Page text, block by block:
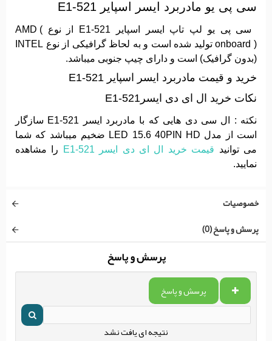
سی پی یو مادربرد ایسر اسپایر E1-521
سی پی یو لپ تاپ ایسر اسپایر E1-521 از نوع AMD (
onboard ) تولید شده است و به لحاظ گرافیکی از نوع INTEL
(بدون گرافیک) است و دارای چیپ جنوبی میباشد.
خرید و قیمت مادربرد ایسر اسپایر E1-521
نکات خرید ال ای دی ایسرE1-521
نکته : ال سی دی هایی که با مادربرد ایسر E1-521 سازگار
است از مدل LED 15.6 40PIN HD ضخیم میباشد که شما
می توانید قیمت خرید ال ای دی ایسر E1-521
را مشاهده
نمایید.
خصوصیات
پرسش و پاسخ (0)
پرسش و پاسخ
پرسش و پاسخ
نتیجه ای یافت نشد